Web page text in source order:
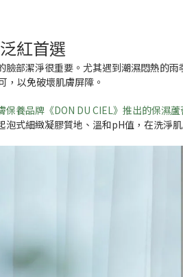
紅首選
部潔淨很重要。尤其遇到潮濕悶熱的
，以免破壞肌膚屏障。
保養品牌《DON DU CIEL》推出的保濕
泡式細緻凝膠質地、溫和pH值，在洗淨